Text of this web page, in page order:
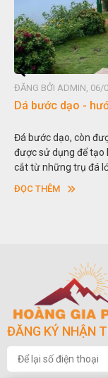
ĐĂNG BỞI ADMIN, 06/
Dá bước dạo -
Đá bước dạo, còn
được sử dụng để
cắt từ những trụ đá
vuông hoặc hình
ĐỌC THÊM
ĐĂNG KÝ NHẬN